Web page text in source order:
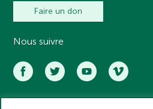
Faire un don
Nous suivre